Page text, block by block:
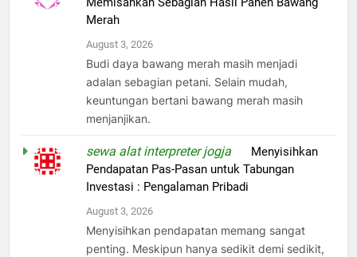
Merah
August 3, 2026
Budi daya bawang merah masih menjadi
adalan sebagian petani. Selain mudah,
keuntungan bertani bawang merah masih
menjanjikan.
sewa alat interpreter jogja
Menyisihkan
Pendapatan Pas-Pasan untuk Tabungan
Investasi : Pengalaman Pribadi
August 3, 2026
Menyisihkan pendapatan memang sangat
penting. Meskipun hanya sedikit demi sedikit,